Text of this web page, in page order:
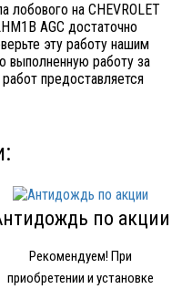
лобового на CHEVROLET
AGC достаточно
эту работу нашим
выполненную работу за
предоставляется
по акции
Рекомендуем! При
приобретении и установке